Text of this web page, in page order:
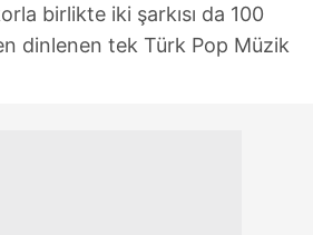
birlikte iki şarkısı da 100
dinlenen tek Türk Pop Müzik